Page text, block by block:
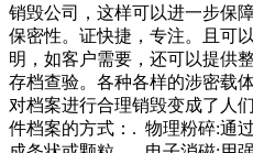
销毁公司，这样可以进一步保
保密性。证快捷，专注。且可
明，如客户需要，还可以提供
存档查验。各种各样的涉密载
对档案进行合理销毁变成了人
件档案的方式：. 物理粉碎:通